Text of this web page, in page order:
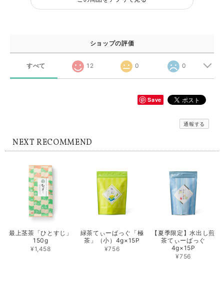
ショップの評価
すべて 12 0 0
Save
通報する
NEXT RECOMMEND
最上茎茶「ひとすじ」
150g
¥1,458
緑茶てぃーばっぐ「極
茶」（小）4g×15P
¥756
【夏季限定】水出し煎
茶てぃーばっぐ
4g×15P
¥756